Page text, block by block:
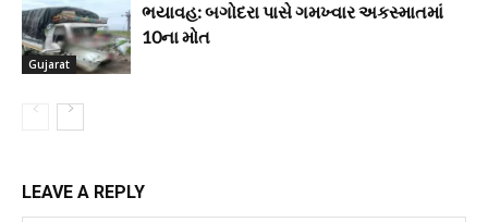
Gujarat
ભયાવહ: બગોદરા પાસે ગમખ્વાર અકસ્માતમાં
10ના મોત
LEAVE A REPLY